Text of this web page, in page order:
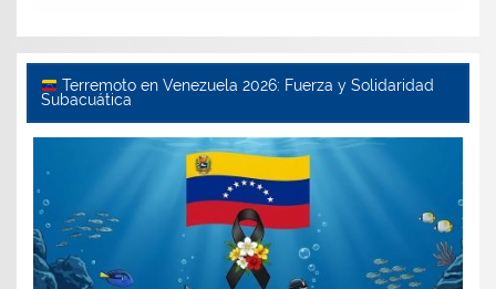
Terremoto en Venezuela 2026: Fuerza y Solidaridad
Subacuática